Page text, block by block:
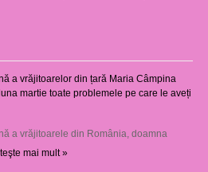
a vrăjitoarelor din țară Maria Câmpina
martie toate problemele pe care le aveți
a vrăjitoarele din România, doamna
mai mult »